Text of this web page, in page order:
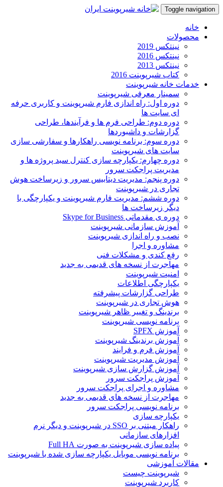
Toggle navigation
Skip
خانه
محصولات
نینتکس 2019
نینتکس 2016
نینتکس 2013
کتاب شیرپوینت 2016
خدمات خانه شیرپوینت
سمینار معرفی شیرپوینت
دوره اول: راه اندازی فارم شیرپوینت و کاربری حرفه
ای سایت ها
دوره دوم: طراحی فرم ها و فرآیندها، طراحی
گزارشات و داشبوردها
دوره سوم: برنامه نویسی راهکارها و سفارشی سازی
سایت های شیرپوینت
دوره چهارم: یکپارچه سازی کنترل سبد پروژه ها و
مدیریت پراجکت سرور
دوره پنجم: مدیریت دیتابیس سرور و زیرساخت هوش
تجاری در شیرپوینت
دوره ششم: مدیریت فارم شیرپوینت و یکپارچگی با
دیگر زیرساخت ها
دوره ی مقدماتی Skype for Business
آموزش سازمانی شیرپوینت
نصب و راه اندازی شیرپوینت
مشاوره و اجرا
رفع کندی و مشکلات فنی
مهاجرت از نسخه های قدیمی به جدید
امنیت شیرپوینت
یکپارچگی اطلاعات
طراحی گزارشات پیشرفته
هوش تجاری در شیرپوینت
برندینگ و تغییر ظاهر شیرپوینت
برنامه نویسی شیرپوینت
آموزش SPFX
آموزش برندینگ شیرپوینت
آموزش فرم و فرایند
آموزش مدیریت شیرپوینت
آموزش گزارش سازی شیرپوینت
آموزش پراجکت سرور
مشاوره و اجرای پراجکت سرور
مهاجرت از نسخه های قدیمی به جدید
برنامه نویسی پراجکت سرور
یکپارچه سازی
راهکار مبتنی بر SSO در شیرپوینت و دیگر نرم
افزارهای سازمانی
پیاده سازی شیرپوینت به صورت Full HA
برنامه نویسی موبایل یکپارچه سازی شده با شیرپوینت
مقالات آموزشی
شیرپوینت چیست
کاربرد شیرپوینت